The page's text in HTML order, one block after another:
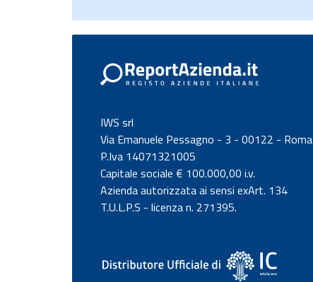
IWS srl
Via Emanuele Pessagno - 3 - 00122 - Roma
P.Iva 14071321005
Capitale sociale € 100.000,00 i.v.
Azienda autorizzata ai sensi exArt. 134
T.U.L.P.S - licenza n. 271395.